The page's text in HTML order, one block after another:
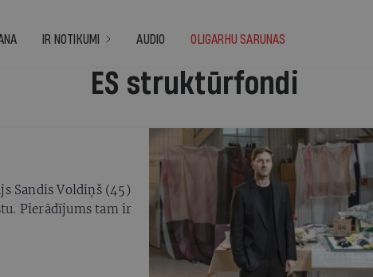
IR NOTIKUMI AUDIO OLIGARHU SARUNAS
ES struktūrfondi
Sandis Voldiņš (45)
Pierādījums tam ir